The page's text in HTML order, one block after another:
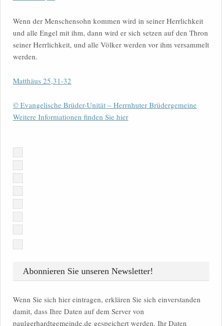
Wenn der Menschensohn kommen wird in seiner Herrlichkeit
und alle Engel mit ihm, dann wird er sich setzen auf den Thron
seiner Herrlichkeit, und alle Völker werden vor ihm versammelt
werden.
Matthäus 25,31-32
© Evangelische Brüder-Unität – Herrnhuter Brüdergemeine
Weitere Informationen finden Sie hier
Abonnieren Sie unseren Newsletter!
Wenn Sie sich hier eintragen, erklären Sie sich einverstanden
damit, dass Ihre Daten auf dem Server von
paulgerhardtgemeinde.de gespeichert werden. Ihr Daten